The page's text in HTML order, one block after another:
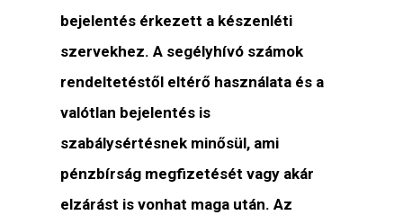
bejelentés érkezett a készenléti
szervekhez. A segélyhívó számok
rendeltetéstől eltérő használata és a
valótlan bejelentés is
szabálysértésnek minősül, ami
pénzbírság megfizetését vagy akár
elzárást is vonhat maga után. Az